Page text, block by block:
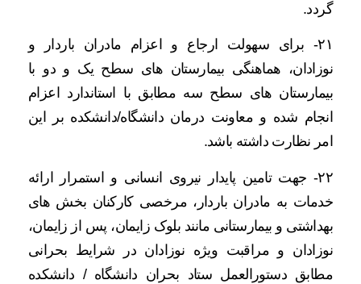
گردد.
۲۱- برای سهولت ارجاع و اعزام مادران باردار و
نوزادان، هماهنگی بیمارستان های سطح یک و دو با
بیمارستان های سطح سه مطابق با استاندارد اعزام
انجام شده و معاونت درمان دانشگاه/دانشکده بر این
امر نظارت داشته باشد.
۲۲- جهت تامین پایدار نیروی انسانی و استمرار ارائه
خدمات به مادران باردار، مرخصی کارکنان بخش های
بهداشتی و بیمارستانی مانند بلوک زایمان، پس از زایمان،
نوزادان و مراقبت ویژه نوزادان در شرایط بحرانی
مطابق دستورالعمل ستاد بحران دانشگاه / دانشکده